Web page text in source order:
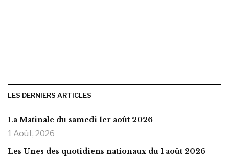
LES DERNIERS ARTICLES
La Matinale du samedi 1er août 2026
1 Août, 2026
Les Unes des quotidiens nationaux du 1 août 2026